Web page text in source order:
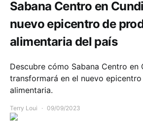
Sabana Centro en
nuevo epicentro de
alimentaria del país
Descubre cómo Sabana Centro en
transformará en el nuevo
alimentaria.
Terry Loui 09/09/2023